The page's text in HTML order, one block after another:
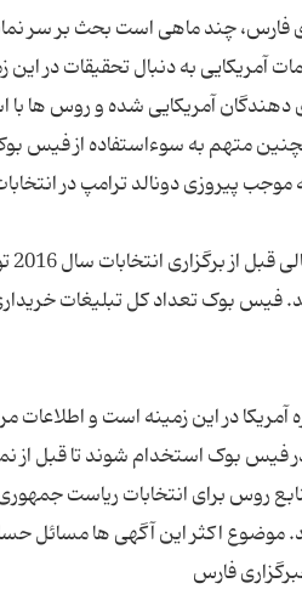
فارس، چند ماهی است بحث بر سر
گرفته و مقامات آمریکایی به دنبال
آمریکایی شده و روس ها با
متهم به سوءاستفاده از فیس
فیس بوک استخدام شوند تا قبل از
روس برای انتخابات ریاست
موضوع اکثر این آگهی ها مسائل
فارس